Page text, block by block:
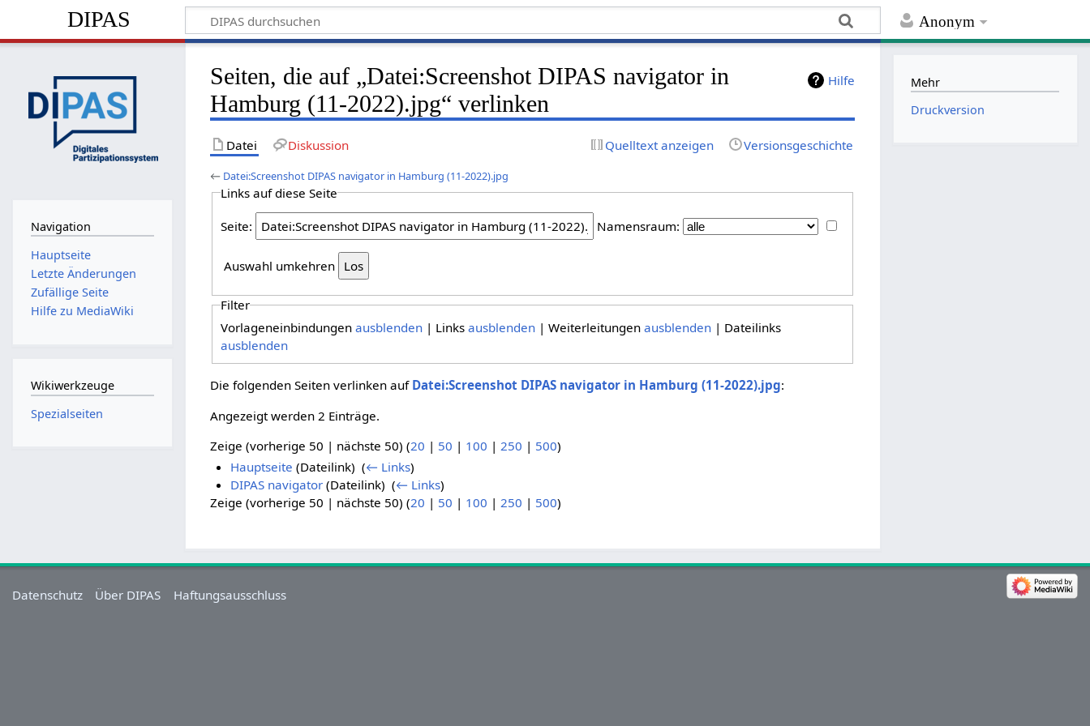
Anonym
DIPAS
Hilfe
Seiten, die auf „Datei:Screenshot DIPAS navigator in
Hamburg (11-2022).jpg“ verlinken
Datei Diskussion Quelltext anzeigen Versionsgeschichte
← Datei:Screenshot DIPAS navigator in Hamburg (11-2022).jpg
Links auf diese Seite
Seite: Namensraum:
Auswahl umkehren
Filter
Vorlageneinbindungen ausblenden| Links ausblenden| Weiterleitungen ausblenden| Dateilinks
ausblenden
Die folgenden Seiten verlinken auf Datei:Screenshot DIPAS navigator in Hamburg (11-2022).jpg:
Angezeigt werden 2 Einträge.
Zeige (vorherige 50 | nächste 50) (20 | 50 | 100 | 250 | 500)
Hauptseite (Dateilink) ‎ (← Links)
DIPAS navigator(Dateilink) ‎ (← Links)
Zeige (vorherige 50 | nächste 50) (20 | 50 | 100 |250 | 500)
Navigation
Hauptseite
Letzte Änderungen
Zufällige Seite
Hilfe zu MediaWiki
Wikiwerkzeuge
Spezialseiten
Mehr
Druckversion
Datenschutz Über DIPAS Haftungsausschluss